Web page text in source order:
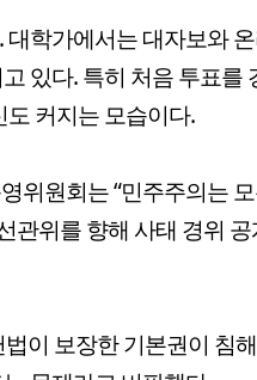
학가에서는 대자보와
있다. 특히 처음 투표를
커지는 모습이다.
위원회는 “민주주의는
관위를 향해 사태 경위
이 보장한 기본권이 침